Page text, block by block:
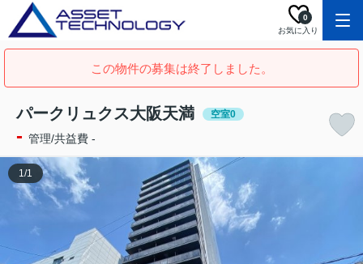
お気に入り
0
この物件の募集は終了しました。
パークリュクス大阪天満 空室0
- 管理/共益費 -
1/1